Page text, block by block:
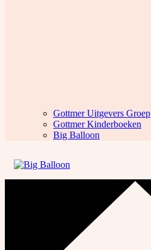
Gottmer Uitgevers Groep
Gottmer Kinderboeken
Big Balloon